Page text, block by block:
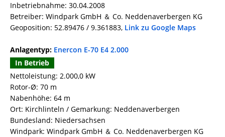
Inbetriebnahme: 30.04.2008
Betreiber: Windpark GmbH ＆ Co. Neddenaverbergen KG
Geoposition: 52.89476 / 9.361883, Link zu Google Maps
Anlagentyp: Enercon E-70 E4 2.000
In Betrieb
Nettoleistung: 2.000,0 kW
Rotor-Ø: 70 m
Nabenhöhe: 64 m
Ort: Kirchlinteln / Gemarkung: Neddenaverbergen
Bundesland: Niedersachsen
Windpark: Windpark GmbH ＆ Co. Neddenaverbergen KG